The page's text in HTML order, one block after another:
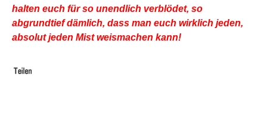
halten euch für so unendlich verblödet, so
abgrundtief dämlich, dass man euch wirklich jeden,
absolut jeden Mist weismachen kann!